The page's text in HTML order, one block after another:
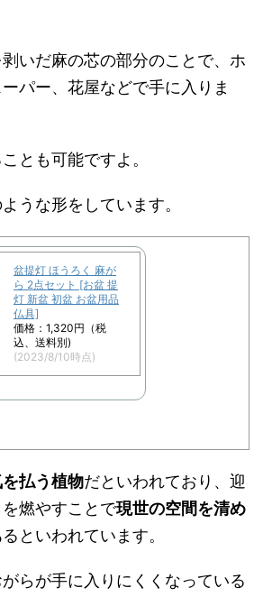
いだ麻の芯の部分のことで、ホ
パー、花屋などで手に入りま
とも可能ですよ。
うな形をしています。
盆提灯 ほうろく 麻が
ら 2点セット [お盆 提
灯 新盆 初盆 お盆用品
仏具]
価格：1,320円（税
込、送料別)
(2023/8/10時点)
払う植物だといわれており、迎
燃やすことで現世の空間を清め
といわれています。
らが手に入りにくくなっている